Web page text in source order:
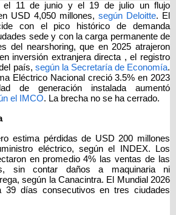
el 11 de junio y el 19 de julio un flujo
USD 4,050 millones, según Deloitte. El
con el pico histórico de demanda
sede y con la carga permanente de
del nearshoring, que en 2025 atrajeron
inversión extranjera directa , el registro
país, según la Secretaría de Economía.
Eléctrico Nacional creció 3.5% en 2023
de generación instalada aumentó
el IMCO. La brecha no se ha cerrado.
estima pérdidas de USD 200 millones
eléctrico, según el INDEX. Los
en promedio 4% las ventas de las
sin contar daños a maquinaria ni
según la Canacintra. El Mundial 2026
39 días consecutivos en tres ciudades